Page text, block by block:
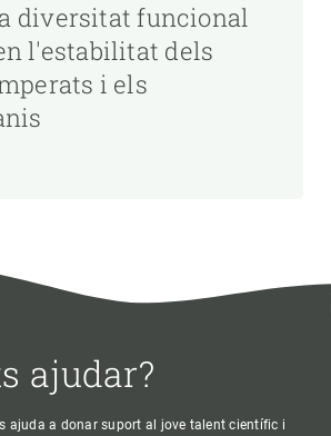
diversitat funcional
l'estabilitat dels
i els
ajudar?
ajuda a donar suport al jove talent científic i